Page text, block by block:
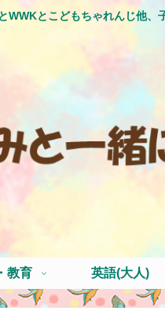
WWKとこどもちゃれんじ他、
教育 英語(大人)